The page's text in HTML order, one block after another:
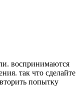
воспринимаются
так что сделайте
попытку